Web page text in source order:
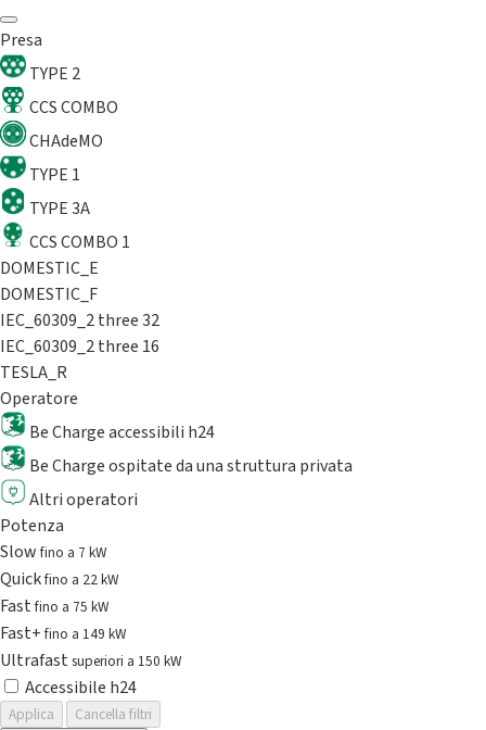
Presa
TYPE 2
CCS COMBO
CHAdeMO
TYPE 1
TYPE 3A
CCS COMBO 1
DOMESTIC_E
DOMESTIC_F
IEC_60309_2 three 32
IEC_60309_2 three 16
TESLA_R
Operatore
Be Charge accessibili h24
Be Charge ospitate da una struttura privata
Altri operatori
Potenza
Slowfino a 7 kW
Quickfino a 22 kW
Fastfino a 75 kW
Fast+fino a 149 kW
Ultrafast superiori a 150 kW
Accessibile h24
Applica
Cancella filtri